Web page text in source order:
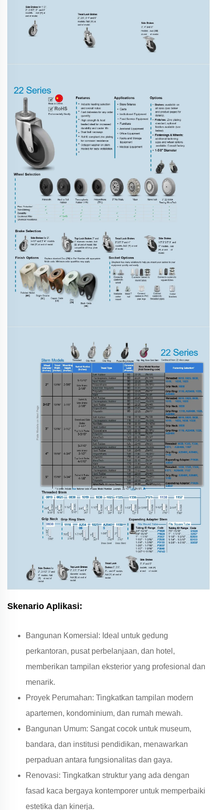
Skenario Aplikasi:
Bangunan Komersial: Ideal untuk gedung
perkantoran, pusat perbelanjaan, dan hotel,
memberikan tampilan eksterior yang profesional dan
menarik.
Proyek Perumahan: Tingkatkan tampilan modern
apartemen, kondominium, dan rumah mewah.
Bangunan Umum: Sangat cocok untuk museum,
bandara, dan institusi pendidikan, menawarkan
perpaduan antara fungsionalitas dan gaya.
Renovasi: Tingkatkan struktur yang ada dengan
fasad kaca bergaya kontemporer untuk memperbaiki
estetika dan kinerja.